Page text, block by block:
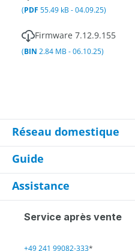
(PDF 55.49 kB - 04.09.25)
Firmware 7.12.9.155
(BIN 2.84 MB - 06.10.25)
Réseau domestique
Guide
Assistance
Service après vente
+49 241 99082-333*